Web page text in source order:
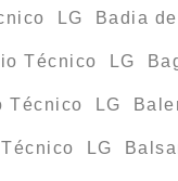
LG Badia
Técnico LG
Técnico LG
LG